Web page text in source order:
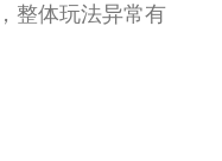
整体玩法异常有